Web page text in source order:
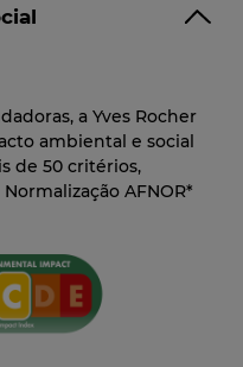
a Yves Rocher
ambiental e social
de 50 critérios,
AFNOR*